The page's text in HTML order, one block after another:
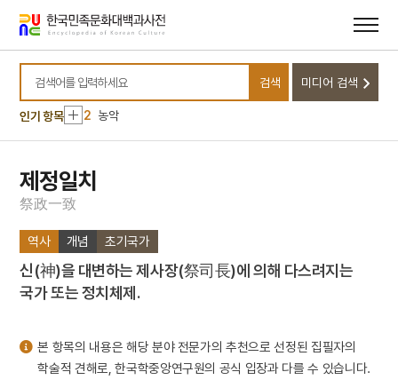
바로가기
바로가기
검색어를 입력하세요
검색 미디어 검색
인기 항목
10 세조
1 금성대군
2 농악
3 판소리
4
7
단종실록
8 해동제국기
9
마령
1
금성대군
제정일치
祭政一致
역사 개념 초기국가
신(神)을 대변하는 제사장(祭司長)에 의해 다스려지는
국가 또는 정치체제.
본 항목의 내용은 해당 분야 전문가의 추천으로 선정된 집필자의
학술적 견해로, 한국학중앙연구원의 공식 입장과 다를 수 있습니다.